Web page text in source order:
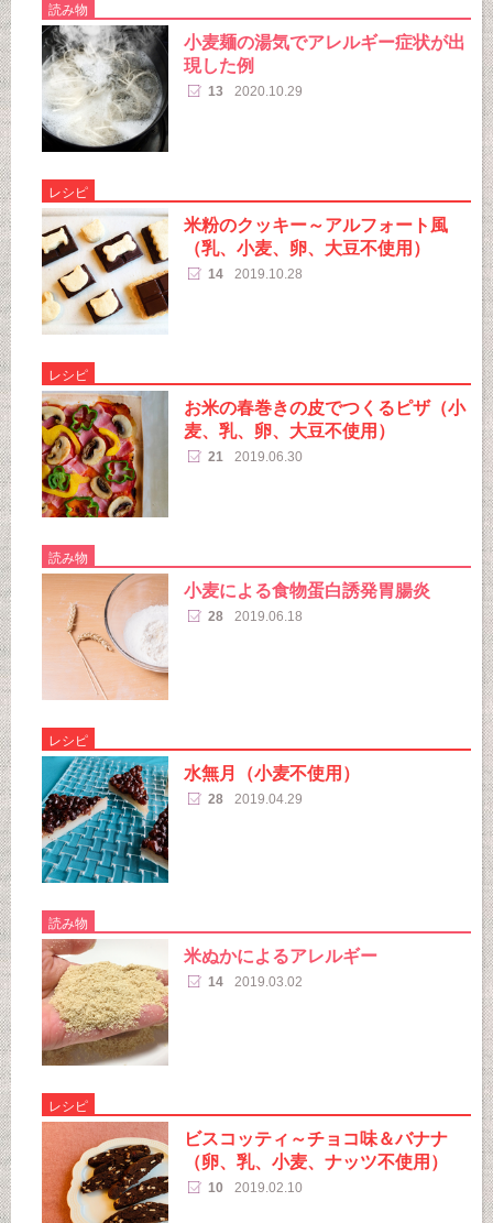
読み物
小麦麺の湯気でアレルギー症状が出
現した例
13 2020.10.29
レシピ
米粉のクッキー～アルフォート風
（乳、小麦、卵、大豆不使用）
14 2019.10.28
レシピ
お米の春巻きの皮でつくるピザ（小
麦、乳、卵、大豆不使用）
21 2019.06.30
読み物
小麦による食物蛋白誘発胃腸炎
28 2019.06.18
レシピ
水無月（小麦不使用）
28 2019.04.29
読み物
米ぬかによるアレルギー
14 2019.03.02
レシピ
ビスコッティ～チョコ味＆バナナ
（卵、乳、小麦、ナッツ不使用）
10 2019.02.10